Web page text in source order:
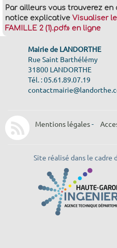
e
V
a
Par ailleurs vous trouverez
notice explicative Visualiser le
FAMILLE 2 (1).pdf» en ligne
Mairie de LANDORTHE
Rue Saint Barthélémy
31800 LANDORTHE
Tél. : 05.61.89.07.19
Mentions légales-
Site réalisé dans le cadre